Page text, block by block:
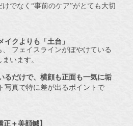
でなく“事前のケア”がとても大切
クよりも「土台」
フェイスラインがぼやけている
います。
るだけで、横顔も正面も一気に垢
写真で特に差が出るポイントで
＋美顔鍼】